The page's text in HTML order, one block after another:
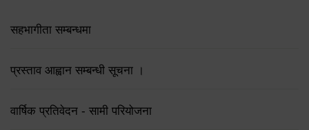
सहभागीता सम्बन्धमा
प्रस्ताव आह्वान सम्बन्धी सूचना ।
वार्षिक प्रतिवेदन - सामी परियोजना